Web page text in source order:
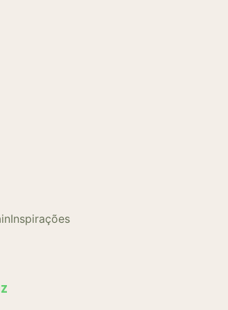
Inspirações